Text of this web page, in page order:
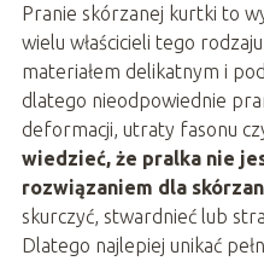
Pranie skórzanej kurtki to
wielu właścicieli tego
materiałem delikatnym i
dlatego nieodpowiednie
deformacji, utraty fasonu
wiedzieć, że pralka nie
rozwiązaniem dla
skurczyć, stwardnieć lub
Dlatego najlepiej unikać